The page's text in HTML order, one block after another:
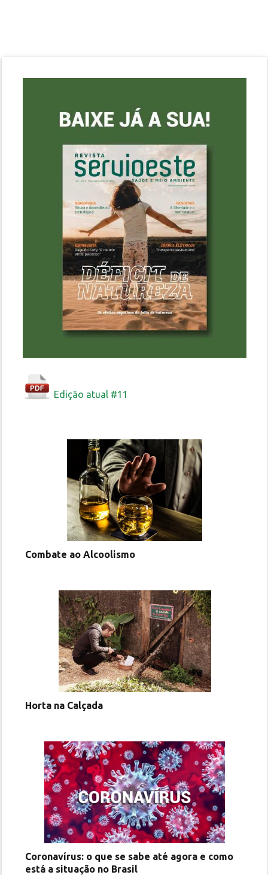
Edição atual #11
Combate ao Alcoolismo
Horta na Calçada
Coronavírus: o que se sabe até agora e como
está a situação no Brasil